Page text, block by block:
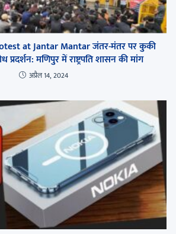
at Jantar Mantar जंतर-मंतर पर कुकी
प्रदर्शन: मणिपुर में राष्ट्रपति शासन की मांग
अप्रैल 14, 2024